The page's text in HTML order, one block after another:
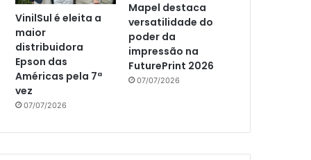
VinilSul é eleita a
maior
distribuidora
Epson das
Américas pela 7ª
vez
07/07/2026
Mapel destaca
versatilidade do
poder da
impressão na
FuturePrint 2026
07/07/2026